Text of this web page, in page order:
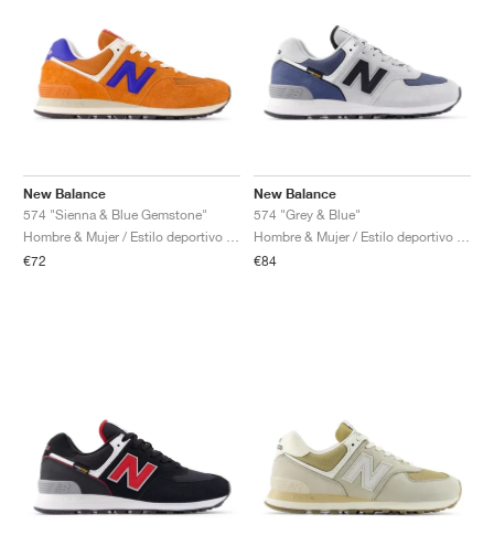
New Balance
574 "Sienna & Blue Gemstone"
€72
New Balance
574 "Grey & Blue"
€84